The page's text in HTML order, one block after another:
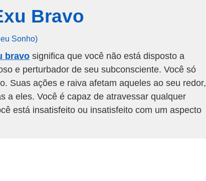
Bravo
Sonho)
bravo significa que você não está disposto a
e perturbador de seu subconsciente. Você só
Suas ações e raiva afetam aqueles ao seu redor,
a eles. Você é capaz de atravessar qualquer
está insatisfeito ou insatisfeito com um aspecto